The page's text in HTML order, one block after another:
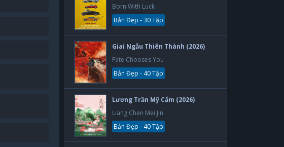
Born With Luck
Bản Đẹp - 30 Tập
Giai Ngẫu Thiên Thành (2026)
Fate Chooses You
Bản Đẹp - 40 Tập
Lương Trần Mỹ Cẩm (2026)
Liang Chen Mei Jin
Bản Đẹp - 40 Tập